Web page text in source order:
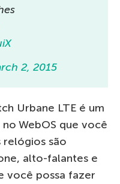
2, 2015
Urbane LTE é um
WebOS que você
relógios são
alto-falantes e
você possa fazer